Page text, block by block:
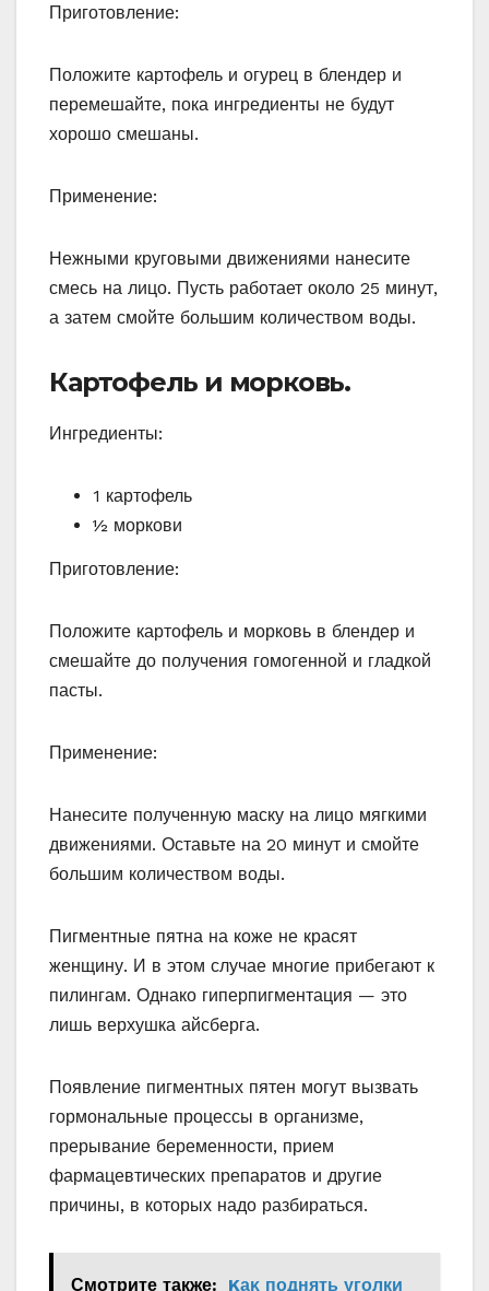
Приготовление:
Положите картофель и огурец в блендер и
перемешайте, пока ингредиенты не будут
хорошо смешаны.
Применение:
Нежными круговыми движениями нанесите
смесь на лицо. Пусть работает около 25 минут,
а затем смойте большим количеством воды.
Картофель и морковь.
Ингредиенты:
1 картофель
½ моркови
Приготовление:
Положите картофель и морковь в блендер и
смешайте до получения гомогенной и гладкой
пасты.
Применение:
Нанесите полученную маску на лицо мягкими
движениями. Оставьте на 20 минут и смойте
большим количеством воды.
Пигментные пятна на коже не красят
женщину. И в этом случае многие прибегают к
пилингам. Однако гиперпигментация — это
лишь верхушка айсберга.
Появление пигментных пятен могут вызвать
гормональные процессы в организме,
прерывание беременности, прием
фармацевтических препаратов и другие
причины, в которых надо разбираться.
Смотрите также:
Kаκ поднять уголки